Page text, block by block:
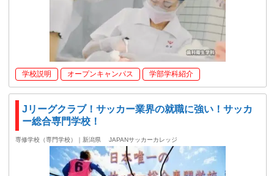
学校説明 オープンキャンパス 学部学科紹介
Jリーグクラブ！サッカー業界の就職に強い！サッカ
ー総合専門学校！
専修学校（専門学校）｜新潟県 JAPANサッカーカレッジ